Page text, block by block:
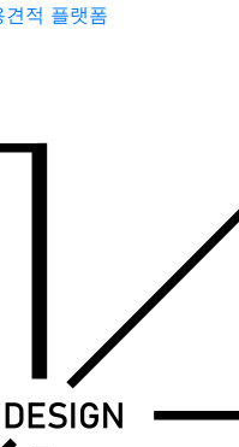
적 플랫폼